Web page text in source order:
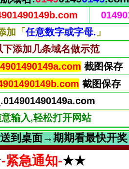
加「任意数字或字母. 」
下添加几条域名做示范
截图保存
截图保存
输入,轻松打开网站
到桌面→期期看最快开奖
-紧急通知-★★